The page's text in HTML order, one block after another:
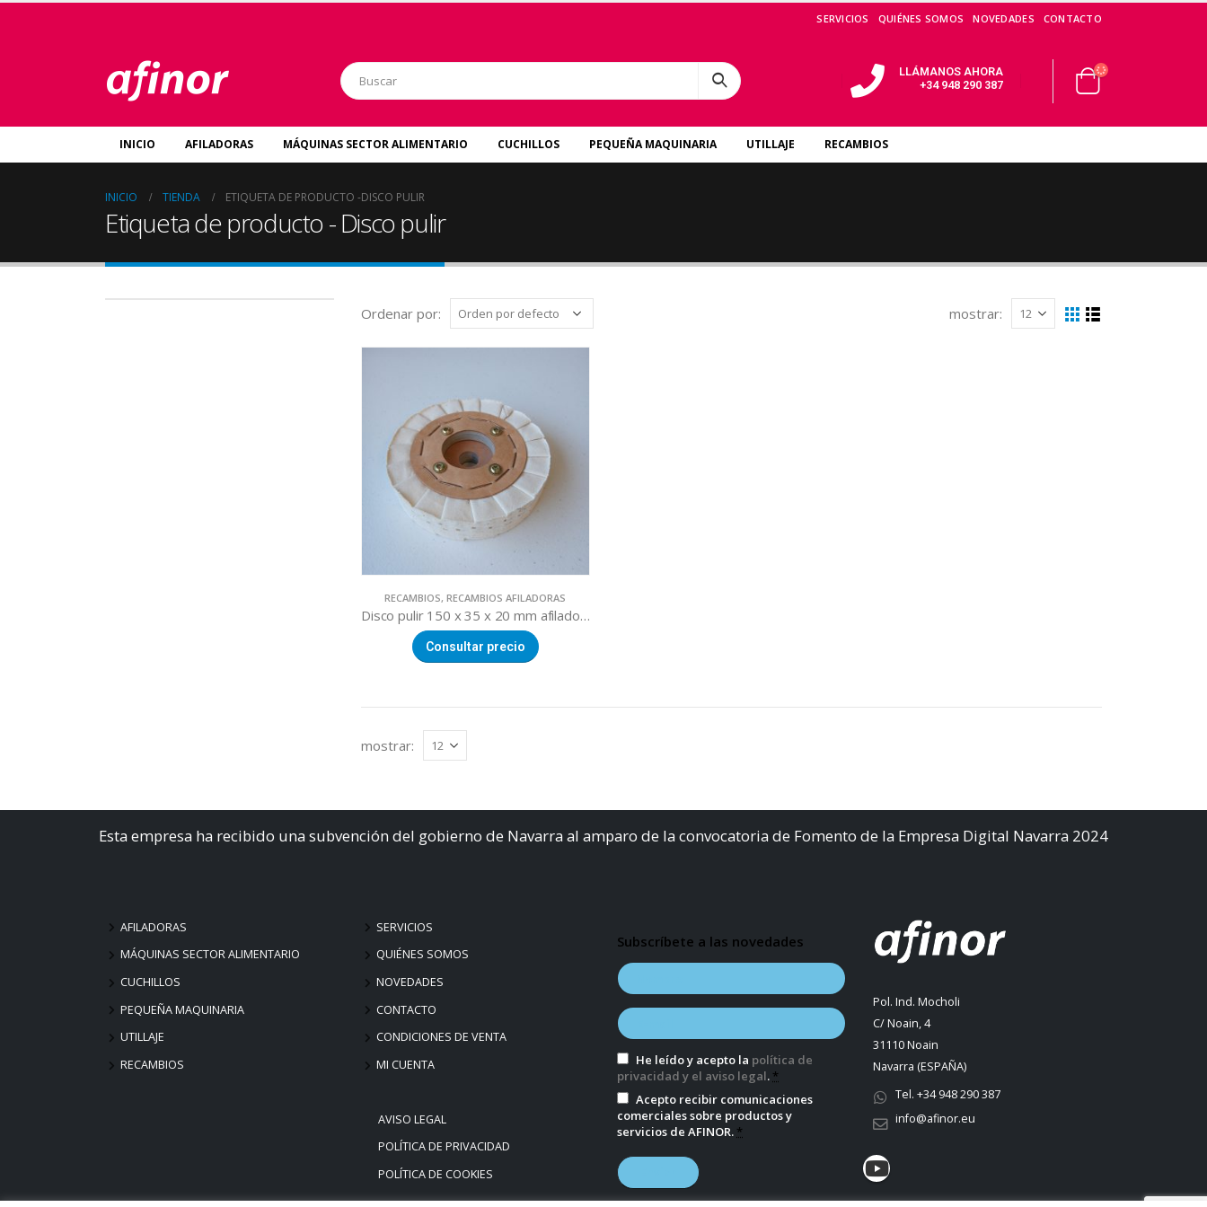
SERVICIOS QUIÉNES SOMOS NOVEDADES CONTACTO
LLÁMANOS AHORA
+34 948 290 387
INICIO AFILADORAS MÁQUINAS SECTOR ALIMENTARIO CUCHILLOS PEQUEÑA MAQUINARIA UTILLAJE RECAMBIOS
INICIO TIENDA ETIQUETA DE PRODUCTO -DISCO PULIR
Etiqueta de producto - Disco pulir
Ordenar por: mostrar:
RECAMBIOS,RECAMBIOS AFILADORAS
Disco pulir 150 x 35 x 20 mm afiladora
Consultar precio
mostrar:
Esta empresa ha recibido una subvención del gobierno de Navarra al amparo de la convocatoria de Fomento de la Empresa Digital Navarra 2024
AFILADORAS
MÁQUINAS SECTOR ALIMENTARIO
CUCHILLOS
PEQUEÑA MAQUINARIA
UTILLAJE
RECAMBIOS
SERVICIOS
QUIÉNES SOMOS
NOVEDADES
CONTACTO
CONDICIONES DE VENTA
MI CUENTA
AVISO LEGAL
POLÍTICA DE PRIVACIDAD
POLÍTICA DE COOKIES
Subscríbete a las novedades
He leído y acepto la política de
privacidad y el aviso legal. *
Acepto recibir comunicaciones
comerciales sobre productos y
servicios de AFINOR. *
Pol. Ind. Mocholi
C/ Noain, 4
31110 Noain
Navarra (ESPAÑA)
Tel. +34 948 290 387
info@afinor.eu